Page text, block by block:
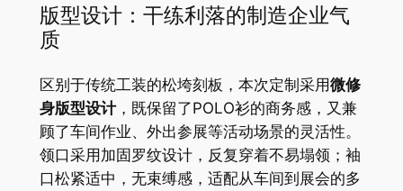
版型设计：干练利落的制造企业气
质
区别于传统工装的松垮刻板，本次定制采用微修
身版型设计，既保留了POLO衫的商务感，又兼
顾了车间作业、外出参展等活动场景的灵活性。
领口采用加固罗纹设计，反复穿着不易塌领；袖
口松紧适中，无束缚感，适配从车间到展会的多